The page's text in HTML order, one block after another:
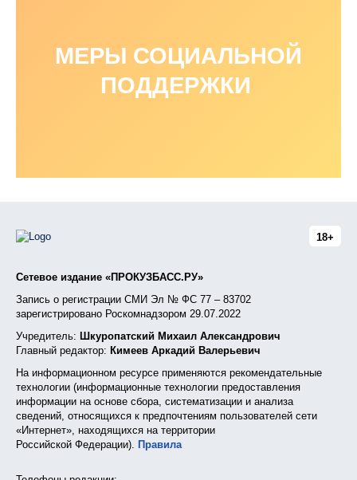
МЕРЫ СОЦИАЛЬНОЙ
ПОДДЕРЖКИ
18+
Сетевое издание «ПРОКУЗБАСС.РУ»
Запись о регистрации СМИ Эл № ФС 77 – 83702
зарегистрировано Роскомнадзором 29.07.2022
Учредитель: Шкуропатский Михаил Александрович
Главный редактор: Кимеев Аркадий Валерьевич
На информационном ресурсе применяются рекомендательные
технологии (информационные технологии предоставления
информации на основе сбора, систематизации и анализа
сведений, относящихся к предпочтениям пользователей сети
«Интернет», находящихся на территории
Российской Федерации). Правила